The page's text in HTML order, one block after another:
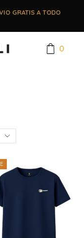
GRATIS A TODO
0